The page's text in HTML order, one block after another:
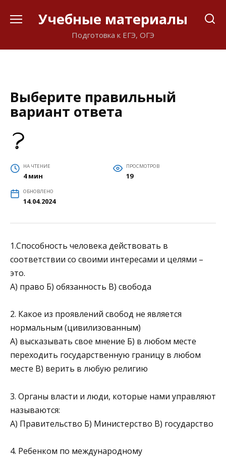
Учебные материалы
Подготовка к ЕГЭ, ОГЭ
Выберите правильный
вариант ответа
НА ЧТЕНИЕ
4 мин
ПРОСМОТРОВ
19
ОБНОВЛЕНО
14.04.2024
1.Способность человека действовать в
соответствии со своими интересами и целями –
это.
А) право Б) обязанность В) свобода
2. Какое из проявлений свобод не является
нормальным (цивилизованным)
А) высказывать свое мнение Б) в любом месте
переходить государственную границу в любом
месте В) верить в любую религию
3. Органы власти и люди, которые нами управляют
называются:
А) Правительство Б) Министерство В) государство
4. Ребенком по международному